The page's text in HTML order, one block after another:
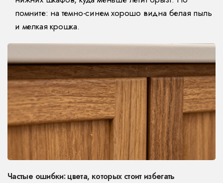
помните: на темно-синем хорошо видна белая пыль
и мелкая крошка.
Частые ошибки: цвета, которых стоит избегать